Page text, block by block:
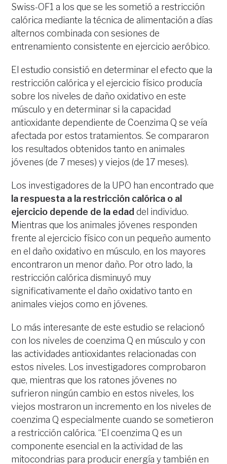
Swiss-OF1 a los que se les sometió a restricción
calórica mediante la técnica de alimentación a días
alternos combinada con sesiones de
entrenamiento consistente en ejercicio aeróbico.
El estudio consistió en determinar el efecto que la
restricción calórica y el ejercicio físico producía
sobre los niveles de daño oxidativo en este
músculo y en determinar si la capacidad
antioxidante dependiente de Coenzima Q se veía
afectada por estos tratamientos. Se compararon
los resultados obtenidos tanto en animales
jóvenes (de 7 meses) y viejos (de 17 meses).
Los investigadores de la UPO han encontrado que
la respuesta a la restricción calórica o al
ejercicio depende de la edad del individuo.
Mientras que los animales jóvenes responden
frente al ejercicio físico con un pequeño aumento
en el daño oxidativo en músculo, en los mayores
encontraron un menor daño. Por otro lado, la
restricción calórica disminuyó muy
significativamente el daño oxidativo tanto en
animales viejos como en jóvenes.
Lo más interesante de este estudio se relacionó
con los niveles de coenzima Q en músculo y con
las actividades antioxidantes relacionadas con
estos niveles. Los investigadores comprobaron
que, mientras que los ratones jóvenes no
sufrieron ningún cambio en estos niveles, los
viejos mostraron un incremento en los niveles de
coenzima Q especialmente cuando se sometieron
a restricción calórica. “El coenzima Q es un
componente esencial en la actividad de las
mitocondrias para producir energía y también en